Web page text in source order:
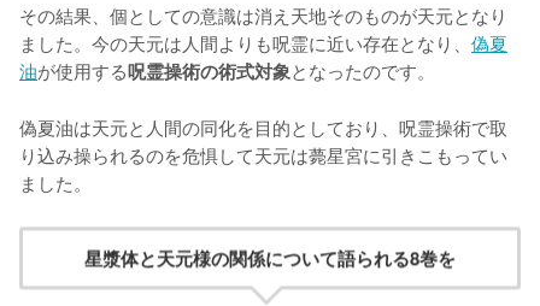
その結果、個としての意識は消え天地そのものが天元となり
ました。今の天元は人間よりも呪霊に近い存在となり、 偽夏
油が使用する呪霊操術の術式対象となったのです。
偽夏油は天元と人間の同化を目的としており、呪霊操術で取
り込み操られるのを危惧して天元は薨星宮に引きこもってい
ました。
星漿体と天元様の関係について語られる8巻を